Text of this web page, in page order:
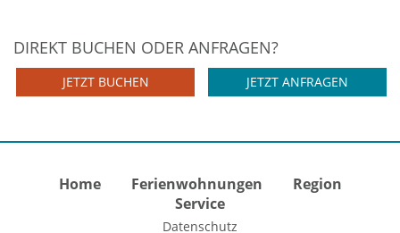
DIREKT BUCHEN ODER ANFRAGEN?
JETZT ANFRAGEN
JETZT BUCHEN
Home Ferienwohnungen
Region
Service
Datenschutz